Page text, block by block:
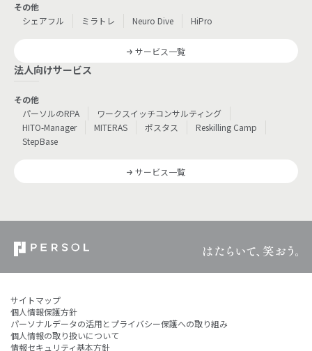
その他
シェアフル
ミラトレ Neuro Dive HiPro
サービス一覧
法人向けサービス
その他
パーソルのRPA
ワークスイッチコンサルティング
HITO-Manager
MITERAS ポスタス
Reskilling Camp
StepBase
サービス一覧
サイトマップ
個人情報保護方針
パーソナルデータの活用とプライバシー保護への取り組み
個人情報の取り扱いについて
情報セキュリティ基本方針